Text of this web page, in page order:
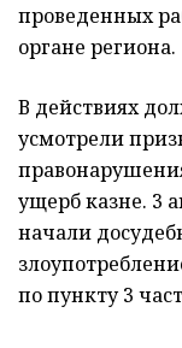
проведенных
органе региона.
В действиях
усмотрели
ущерб казне. 3
начали
по пункту 3